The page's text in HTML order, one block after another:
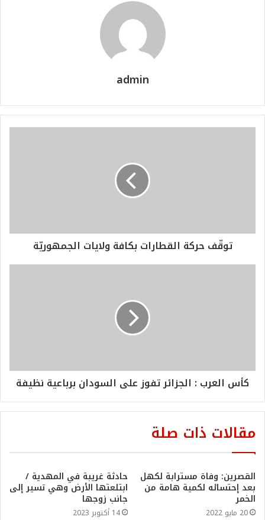
admin
توقّف حركة القطارات بكافة ولايات الجمهوريّة
كأس العرب : الجزائر تفوز على السودان برباعية نظيفة
مقالات ذات صلة
القصرين: وفاة مسترابة لكهل
بعد إحتسائه لكمية هامة من
الخمر
20 مايو 2022
حادثة غريبة في المهدية /
ابتلعتها الأرض وهي تسير إلى
جانب زوجها
14 أكتوبر 2023